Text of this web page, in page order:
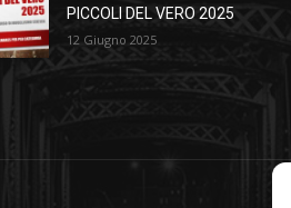
PICCOLI DEL VERO 2025
12 Giugno 2025